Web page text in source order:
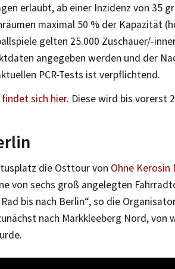
erlaubt, ab einer Inzidenz von 35
maximal 50 % der Kapazität
gelten 25.000 Zuschauer/-
angegeben werden und der
PCR-Tests ist verpflichtend.
sich hier. Diese wird bis vorerst
die Osttour von Ohne Kerosin
von sechs groß angelegten
bis nach Berlin“, so die
nach Markkleeberg Nord, von